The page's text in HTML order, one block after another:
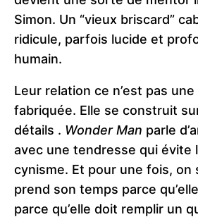
Simon. Un “vieux briscard”
ridicule, parfois lucide et
humain.
Leur relation ce n’est pas
fabriquée. Elle se construit
détails . Wonder Man parle
avec une tendresse qui évite
cynisme. Et pour une fois, on
prend son temps parce
parce qu’elle doit remplir un